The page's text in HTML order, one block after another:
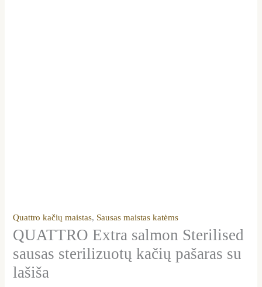
Quattro kačių maistas, Sausas maistas katėms
QUATTRO Extra salmon Sterilised
sausas sterilizuotų kačių pašaras su
lašiša